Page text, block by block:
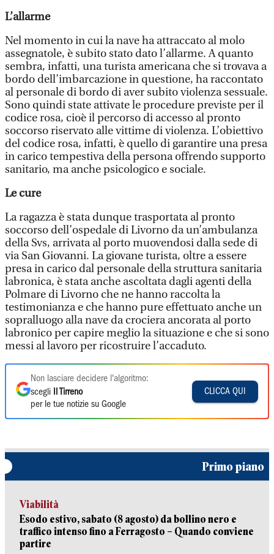
L’allarme
Nel momento in cui la nave ha attraccato al molo
assegnatole, è subito stato dato l’allarme. A quanto
sembra, infatti, una turista americana che si trovava a
bordo dell’imbarcazione in questione, ha raccontato
al personale di bordo di aver subito violenza sessuale.
Sono quindi state attivate le procedure previste per il
codice rosa, cioè il percorso di accesso al pronto
soccorso riservato alle vittime di violenza. L’obiettivo
del codice rosa, infatti, è quello di garantire una presa
in carico tempestiva della persona offrendo supporto
sanitario, ma anche psicologico e sociale.
Le cure
La ragazza è stata dunque trasportata al pronto
soccorso dell’ospedale di Livorno da un’ambulanza
della Svs, arrivata al porto muovendosi dalla sede di
via San Giovanni. La giovane turista, oltre a essere
presa in carico dal personale della struttura sanitaria
labronica, è stata anche ascoltata dagli agenti della
Polmare di Livorno che ne hanno raccolta la
testimonianza e che hanno pure effettuato anche un
sopralluogo alla nave da crociera ancorata al porto
labronico per capire meglio la situazione e che si sono
messi al lavoro per ricostruire l’accaduto.
Non lasciare decidere l'algoritmo:
scegli
Il Tirreno
per le tue notizie su Google
CLICCA QUI
Primo piano
Viabilità
Esodo estivo, sabato (8 agosto) da bollino nero e
traffico intenso fino a Ferragosto – Quando conviene
partire